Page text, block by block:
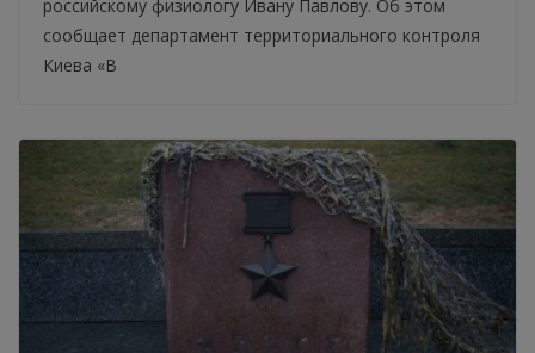
российскому физиологу Ивану Павлову. Об этом
сообщает департамент территориального контроля
Киева «В